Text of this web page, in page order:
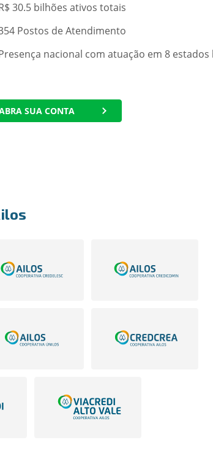
30.5 bilhões ativos totais
Postos de Atendimento
nacional com atuação em 8
SUA CONTA